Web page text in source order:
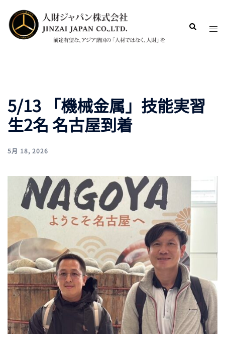
5/13 「機械金属」技能実習
生2名 名古屋到着
5月 18, 2026